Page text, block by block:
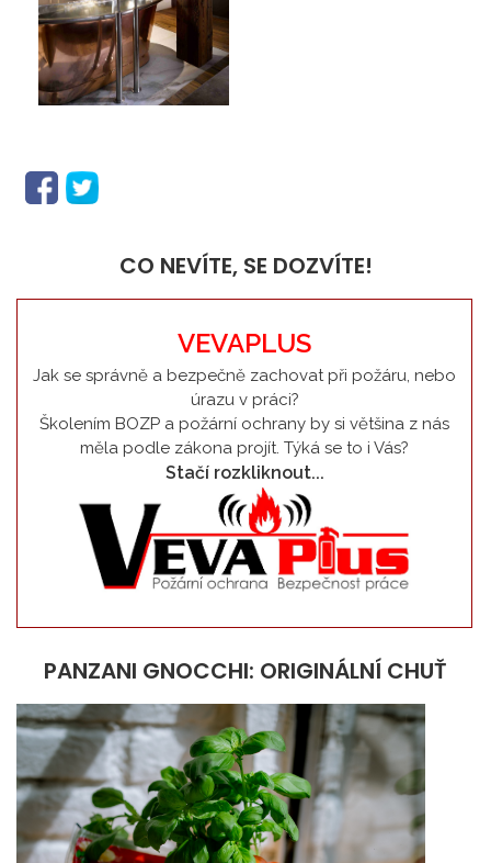
CO NEVÍTE, SE DOZVÍTE!
VEVAPLUS
Jak se správně a bezpečně zachovat při požáru, nebo
úrazu v práci?
Školením BOZP a požární ochrany by si většina z nás
měla podle zákona projít. Týká se to i Vás?
Stačí rozkliknout...
PANZANI GNOCCHI: ORIGINÁLNÍ CHUŤ